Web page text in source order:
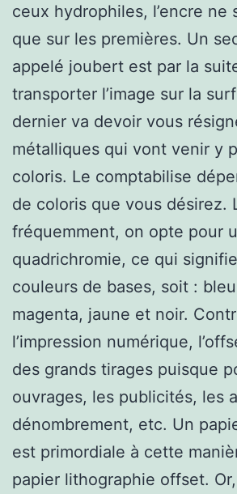
ceux hydrophiles, l’encre ne
que sur les premières. Un
appelé joubert est par la
transporter l’image sur la
dernier va devoir vous
métalliques qui vont venir y
coloris. Le comptabilise
de coloris que vous désirez.
fréquemment, on opte pour
quadrichromie, ce qui
couleurs de bases, soit :
magenta, jaune et noir.
l’impression numérique,
des grands tirages puisque
ouvrages, les publicités, les
dénombrement, etc. Un
est primordiale à cette
papier lithographie offset.